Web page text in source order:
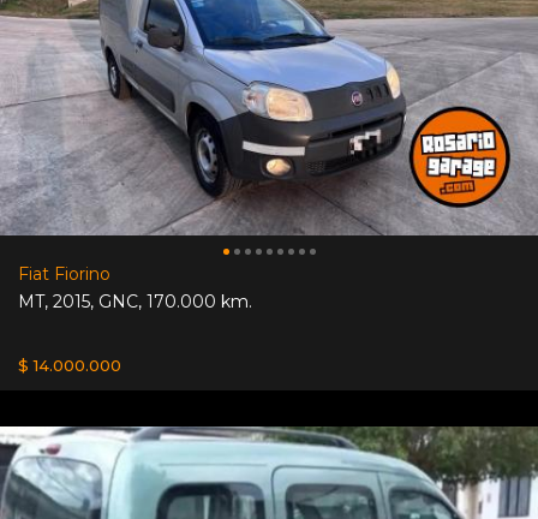
Fiat Fiorino
MT, 2015, GNC, 170.000 km.
$ 14.000.000